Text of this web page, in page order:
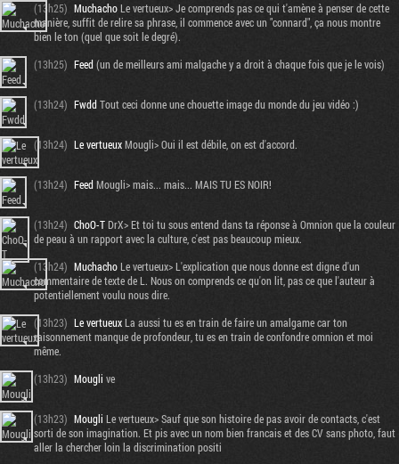
(13h25) MuchachoLe vertueux> Je comprends pas ce qui t'amène à penser de cette
manière, suffit de relire sa phrase, il commence avec un "connard", ça nous montre
bien le ton (quel que soit le degré).
(13h25) Feed(un de meilleurs ami malgache y a droit à chaque fois que je le vois)
(13h24) FwddTout ceci donne une chouette image du monde du jeu vidéo :)
(13h24) Le vertueuxMougli> Oui il est débile, on est d'accord.
(13h24) FeedMougli> mais... mais... MAIS TU ES NOIR!
(13h24) ChoO-TDrX> Et toi tu sous entend dans ta réponse à Omnion que la couleur
de peau à un rapport avec la culture, c'est pas beaucoup mieux.
(13h24) MuchachoLe vertueux> L'explication que nous donne est digne d'un
commentaire de texte de L. Nous on comprends ce qu'on lit, pas ce que l'auteur à
potentiellement voulu nous dire.
(13h23) Le vertueuxLa aussi tu es en train de faire un amalgame car ton
raisonnement manque de profondeur, tu es en train de confondre omnion et moi
même.
(13h23) Mougli ve
(13h23) Mougli Le vertueux> Sauf que son histoire de pas avoir de contacts, c'est
sorti de son imagination. Et pis avec un nom bien francais et des CV sans photo, faut
aller la chercher loin la discrimination positi